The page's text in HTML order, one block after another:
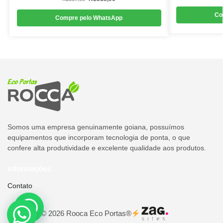
Compre pelo WhatsApp
Somos uma empresa genuinamente goiana, possuímos
equipamentos que incorporam tecnologia de ponta, o que
confere alta produtividade e excelente qualidade aos produtos.
Contato
Copyright © 2026 Rooca Eco Portas®